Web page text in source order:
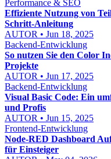
Performance & SEO
Effiziente Nutzung von
Schritt-Anleitung
AUTOR • Jun 18, 2025
Backend-Entwicklung
So nutzen Sie den Color
Projekte
AUTOR • Jun 17, 2025
Backend-Entwicklung
Visual Basic Code: Ein
und Profis
AUTOR • Jun 15, 2025
Frontend-Entwicklung
Node-RED Dashboard
für Einsteiger